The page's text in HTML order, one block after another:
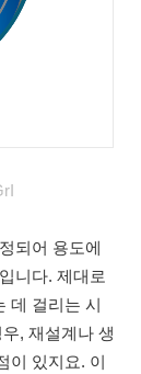
되어 용도에
니다. 제대로
데 걸리는 시
, 재설계나 생
이 있지요. 이